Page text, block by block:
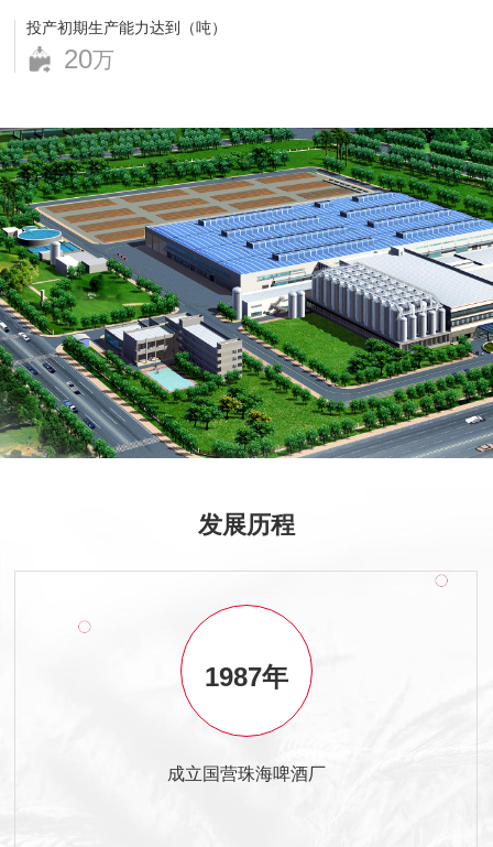
投产初期生产能力达到（吨）
20万
发展历程
1987年
成立国营珠海啤酒厂